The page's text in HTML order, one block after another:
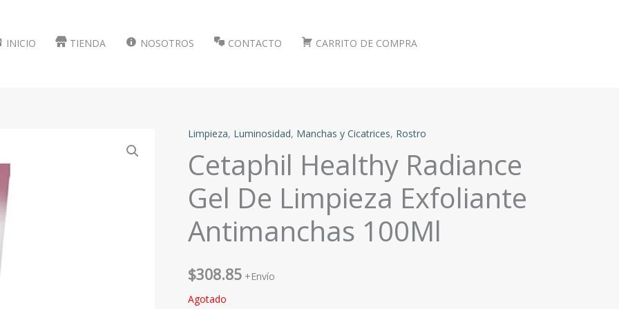
INICIO TIENDA NOSOTROS CONTACTO CARRITO DE COMPRA
Limpieza, Luminosidad, Manchas y Cicatrices, Rostro
Cetaphil Healthy Radiance
Gel De Limpieza Exfoliante
Antimanchas 100Ml
$308.85 +Envío
Agotado